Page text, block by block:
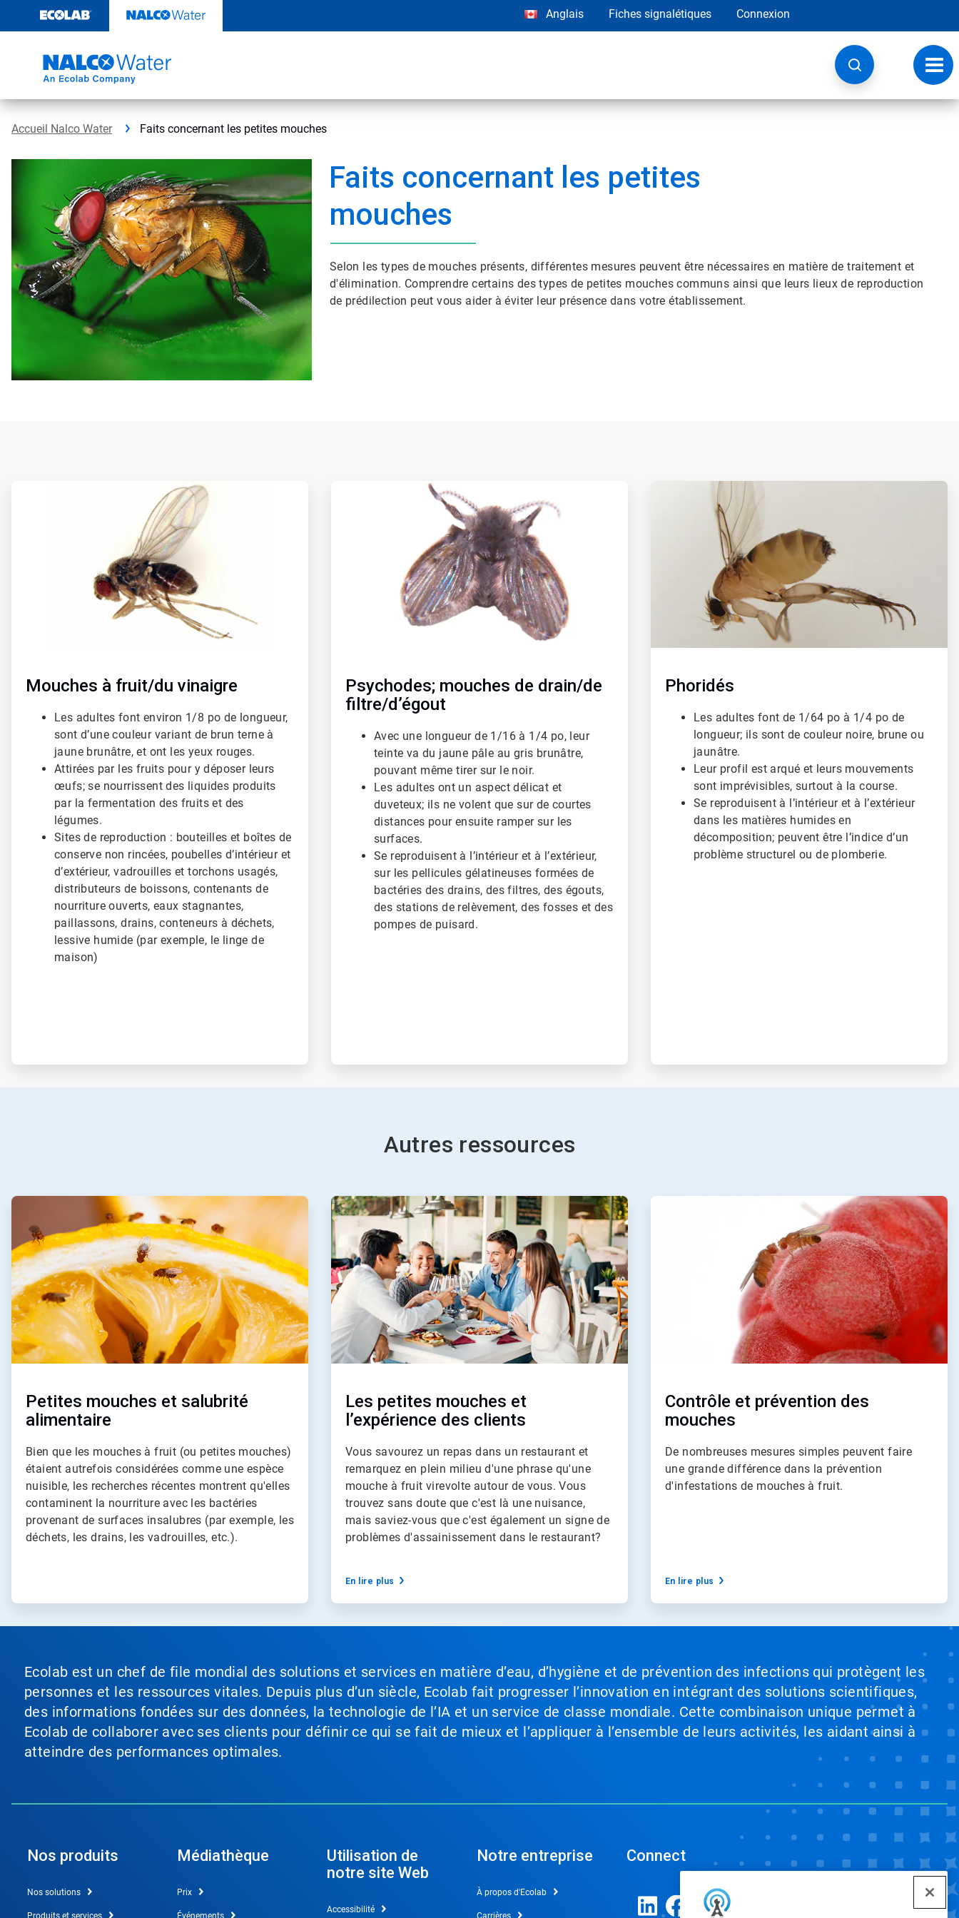
contenu​​​​​​​
Anglais Fiches signalétiques Connexion
à
Accueil Nalco Water Faits concernant les petites mouches
Faits concernant les petites
mouches
Selon les types de mouches présents, différentes mesures peuvent être nécessaires en matière de traitement et
d'élimination. Comprendre certains des types de petites mouches communs ainsi que leurs lieux de reproduction
de prédilection peut vous aider à éviter leur présence dans votre établissement.
Mouches à fruit/du vinaigre
Les adultes font environ 1/8 po de longueur,
sont d’une couleur variant de brun terne à
jaune brunâtre, et ont les yeux rouges.
Attirées par les fruits pour y déposer leurs
œufs; se nourrissent des liquides produits
par la fermentation des fruits et des
légumes.
Sites de reproduction : bouteilles et boîtes de
conserve non rincées, poubelles d’intérieur et
d’extérieur, vadrouilles et torchons usagés,
distributeurs de boissons, contenants de
nourriture ouverts, eaux stagnantes,
paillassons, drains, conteneurs à déchets,
lessive humide (par exemple, le linge de
maison)
Psychodes; mouches de drain/de
filtre/d’égout
Avec une longueur de 1/16 à 1/4 po, leur
teinte va du jaune pâle au gris brunâtre,
pouvant même tirer sur le noir.
Les adultes ont un aspect délicat et
duveteux; ils ne volent que sur de courtes
distances pour ensuite ramper sur les
surfaces.
Se reproduisent à l’intérieur et à l’extérieur,
sur les pellicules gélatineuses formées de
bactéries des drains, des filtres, des égouts,
des stations de relèvement, des fosses et des
pompes de puisard.
Phoridés
Les adultes font de 1/64 po à 1/4 po de
longueur; ils sont de couleur noire, brune ou
jaunâtre.
Leur profil est arqué et leurs mouvements
sont imprévisibles, surtout à la course.
Se reproduisent à l’intérieur et à l’extérieur
dans les matières humides en
décomposition; peuvent être l’indice d’un
problème structurel ou de plomberie.
Autres ressources
ArticleTile
Petites mouches et salubrité
alimentaire
Bien que les mouches à fruit (ou petites mouches)
étaient autrefois considérées comme une espèce
nuisible, les recherches récentes montrent qu'elles
contaminent la nourriture avec les bactéries
provenant de surfaces insalubres (par exemple, les
déchets, les drains, les vadrouilles, etc.).
ArticleTile
2
de
3
Les petites mouches et
l’expérience des clients
Vous savourez un repas dans un restaurant et
remarquez en plein milieu d'une phrase qu'une
mouche à fruit virevolte autour de vous. Vous
trouvez sans doute que c'est là une nuisance,
mais saviez-vous que c'est également un signe de
problèmes d'assainissement dans le restaurant?
En lire plus
ArticleTile
Contrôle et prévention des
mouches
De nombreuses mesures simples peuvent faire
une grande différence dans la prévention
d'infestations de mouches à fruit.
En lire plus
Ecolab est un chef de file mondial des solutions et services en matière d’eau, d’hygiène et de prévention des infections qui protègent les
personnes et les ressources vitales. Depuis plus d’un siècle, Ecolab fait progresser l’innovation en intégrant des solutions scientifiques,
des informations fondées sur des données, la technologie de l’IA et un service de classe mondiale. Cette combinaison unique permet à
Ecolab de collaborer avec ses clients pour définir ce qui se fait de mieux et l’appliquer à l’ensemble de leurs activités, les aidant ainsi à
atteindre des performances optimales.
Nos produits
Nos solutions
Produits et services
Médiathèque
Prix
Événements
Utilisation de
notre site Web
Accessibilité
Notre entreprise
À propos d'Ecolab
Carrières
Connect